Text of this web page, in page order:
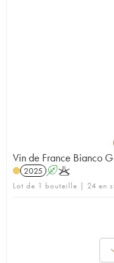
Vin de France Bianco
2025 AK
Lot de 1 bouteille | 24 en